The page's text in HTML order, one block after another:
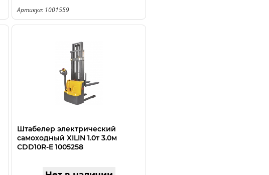
Артикул: 1001559
Штабелер электрический
самоходный XILIN 1.0т 3.0м
CDD10R-E 1005258